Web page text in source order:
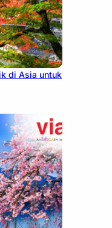
di Asia untuk